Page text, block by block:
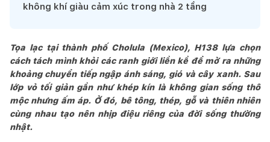
không khí giàu cảm xúc trong nhà 2 tầng
Tọa lạc tại thành phố Cholula (Mexico), H138 lựa chọn
cách tách mình khỏi các ranh giới liền kề để mở ra những
khoảng chuyển tiếp ngập ánh sáng, gió và cây xanh. Sau
lớp vỏ tối giản gần như khép kín là không gian sống thô
mộc nhưng ấm áp. Ở đó, bê tông, thép, gỗ và thiên nhiên
cùng nhau tạo nên nhịp điệu riêng của đời sống thường
nhật.